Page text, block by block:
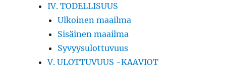
IV. TODELLISUUS
Ulkoinen maailma
Sisäinen maailma
Syvyysulottuvuus
V. ULOTTUVUUS -KAAVIOT